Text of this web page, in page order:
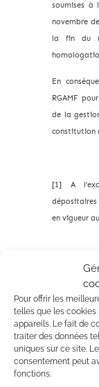
Pour offrir les
telles que les
appareils. Le fait de
traiter des données
uniques sur ce site.
consentement peut
fonctions.
soumises à
novembre
la fin du
En
RGAMF
de la
constitution
[1] A
dépositaires
en vigueur
[2] Publié
novembre
les fonds
prêts aux